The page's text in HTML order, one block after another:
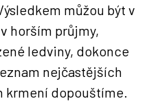
můžou být v
horším průjmy,
ledviny, dokonce
nejčastějších
krmení dopouštíme.